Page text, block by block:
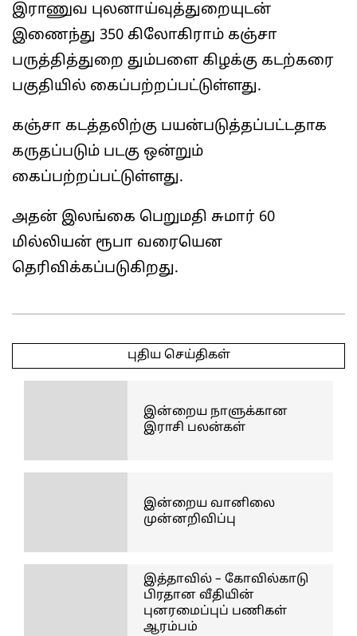
இராணுவ புலனாய்வுத்துறையுடன்
இணைந்து 350 கிலோகிராம் கஞ்சா
பருத்தித்துறை தும்பளை கிழக்கு கடற்கரை
பகுதியில் கைப்பற்றப்பட்டுள்ளது.
கஞ்சா கடத்தலிற்கு பயன்படுத்தப்பட்டதாக
கருதப்படும் படகு ஒன்றும்
கைப்பற்றப்பட்டுள்ளது.
அதன் இலங்கை பெறுமதி சுமார் 60
மில்லியன் ரூபா வரையென
தெரிவிக்கப்படுகிறது.
03-
புதிய செய்திகள்
இன்றைய நாளுக்கான
இராசி பலன்கள்
இன்றைய வானிலை
முன்னறிவிப்பு
இத்தாவில் – கோவில்காடு
பிரதான வீதியின்
புனரமைப்புப் பணிகள்
ஆரம்பம்